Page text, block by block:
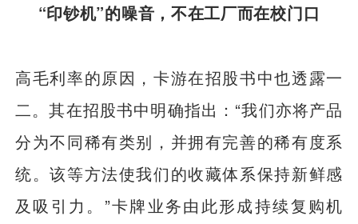
“印钞机”的噪音，不在工厂而在校门口
高毛利率的原因，卡游在招股书中也透露一
二。其在招股书中明确指出：“我们亦将产品
分为不同稀有类别，并拥有完善的稀有度系
统。该等方法使我们的收藏体系保持新鲜感
及吸引力。”卡牌业务由此形成持续复购机